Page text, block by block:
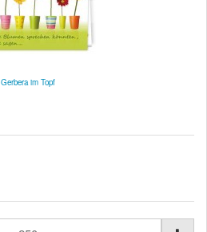
Gerbera im Topf